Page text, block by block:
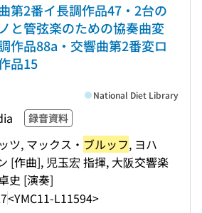
第2番イ長調作品47・2台の
と管弦楽のための協奏曲変
作品88a・交響曲第2番変ロ
品15
録音資料
ツ, マックス・ ブルッフ, ヨハ
[作曲], 児玉宏 指揮, 大阪交響楽
史 [演奏]
<YMC11-L11594>
National Diet Library